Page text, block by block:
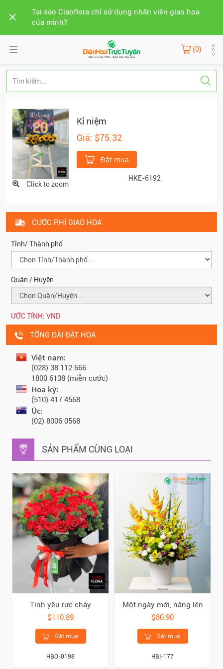
Tại sao Ciaoflora chỉ sử dụng nhân viên giao hoa
của mình?
(0)
Click to zoom
Kỉ niệm
Giá: $75.32
Đặt mua
HKE-6192
CƯỚC PHÍ GIAO HOA
Tỉnh/ Thành phố
Quận / Huyện
ƯỚC TÍNH: VND
TỔNG ĐÀI ĐẶT HOA
Việt nam:
(028) 38 112 666
1800 6138 (miễn cước)
Hoa kỳ:
(510) 417 4568
Úc:
(02) 8006 0568
SẢN PHẨM CÙNG LOẠI
Tình yêu rực cháy
$110.89
Đặt mua
HBO-0198
Một ngày mới, nắng lên
$80.90
Đặt mua
HBI-177